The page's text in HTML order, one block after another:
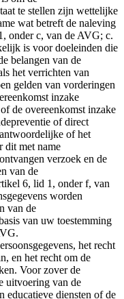
te stellen zijn wettelijke
wat betreft de naleving
onder c, van de AVG; c.
is voor doeleinden die
belangen van de
het verrichten van
gelden van vorderingen
inzake
de overeenkomst inzake
of direct
of het
dit met name
verzoek en de
van de
6, lid 1, onder f, van
worden
van de
van uw toestemming
het recht
en het recht om de
Voor zover de
uitvoering van de
educatieve diensten of de